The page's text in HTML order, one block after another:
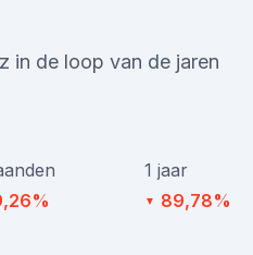
in de loop van de jaren
1 jaar
▼ 89,78%